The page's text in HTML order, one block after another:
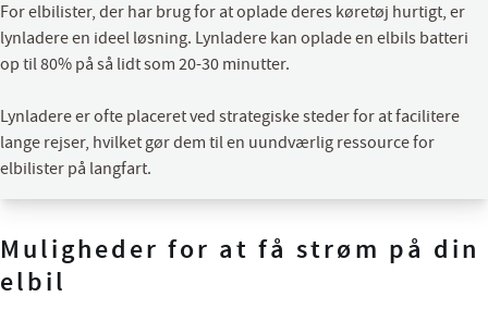
For elbilister, der har brug for at oplade deres køretøj hurtigt, er
lynladere en ideel løsning. Lynladere kan oplade en elbils batteri
op til 80% på så lidt som 20-30 minutter.
Lynladere er ofte placeret ved strategiske steder for at facilitere
lange rejser, hvilket gør dem til en uundværlig ressource for
elbilister på langfart.
Muligheder for at få strøm på din
elbil